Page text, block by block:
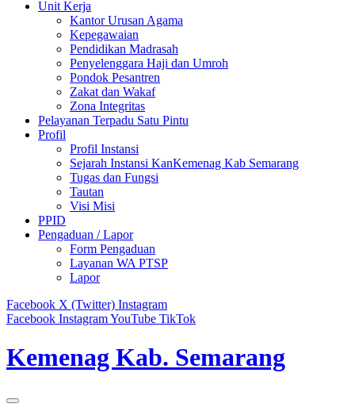
Unit Kerja
Kantor Urusan Agama
Kepegawaian
Pendidikan Madrasah
Penyelenggara Haji dan Umroh
Pondok Pesantren
Zakat dan Wakaf
Zona Integritas
Pelayanan Terpadu Satu Pintu
Profil
Profil Instansi
Sejarah Instansi KanKemenag Kab Semarang
Tugas dan Fungsi
Tautan
Visi Misi
PPID
Pengaduan / Lapor
Form Pengaduan
Layanan WA PTSP
Lapor
Facebook X (Twitter) Instagram
Facebook InstagramYouTube TikTok
Kemenag Kab. Semarang